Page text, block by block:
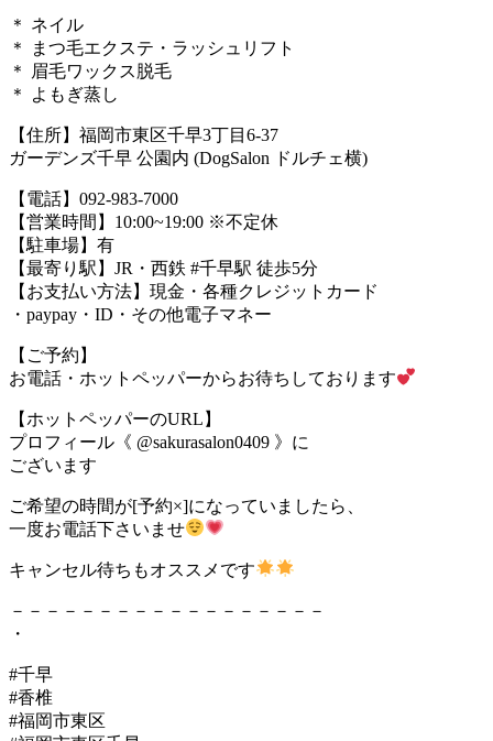
＊ ネイル
＊ まつ毛エクステ・ラッシュリフト
＊ 眉毛ワックス脱毛
＊ よもぎ蒸し
【住所】福岡市東区千早3丁目6-37
ガーデンズ千早 公園内 (DogSalon ドルチェ横)
【電話】092-983-7000
【営業時間】10:00~19:00 ※不定休
【駐車場】有
【最寄り駅】JR・西鉄 #千早駅 徒歩5分
【お支払い方法】現金・各種クレジットカード
・paypay・ID・その他電子マネー
【ご予約】
お電話・ホットペッパーからお待ちしております
【ホットペッパーのURL】
プロフィール《 @sakurasalon0409 》に
ございます
ご希望の時間が[予約×]になっていましたら、
一度お電話下さいませ
キャンセル待ちもオススメです
－－－－－－－－－－－－－－－－－－
・
#千早
#香椎
#福岡市東区